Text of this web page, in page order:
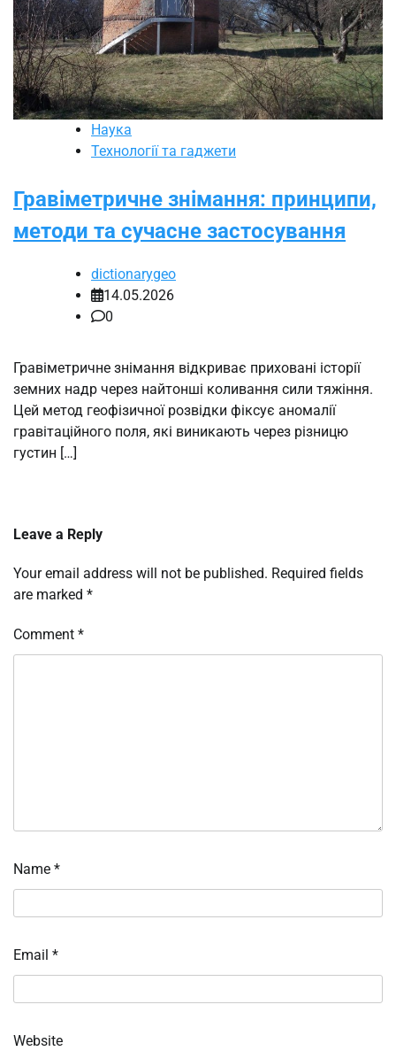
Наука
Технології та гаджети
Гравіметричне знімання: принципи,
методи та сучасне застосування
dictionarygeo
14.05.2026
0
Гравіметричне знімання відкриває приховані історії
земних надр через найтонші коливання сили тяжіння.
Цей метод геофізичної розвідки фіксує аномалії
гравітаційного поля, які виникають через різницю
густин […]
Leave a Reply
Your email address will not be published. Required fields
are marked *
Comment *
Name *
Email *
Website